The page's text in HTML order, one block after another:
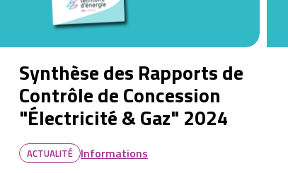
Synthèse des Rapports de
Contrôle de Concession
"Électricité & Gaz" 2024
ACTUALITÉ Informations